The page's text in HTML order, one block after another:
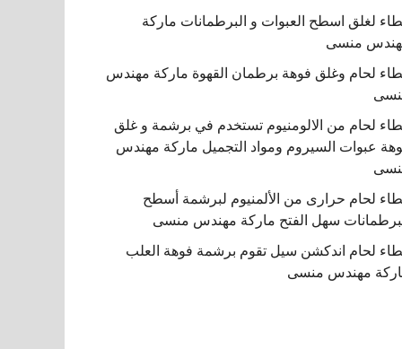
لغلق اسطح العبوات و البرطمانات ماركة
منسى
لحام وغلق فوهة برطمان القهوة ماركة مهندس
لحام من الالومنيوم تستخدم في برشمة و غلق
عبوات السيروم ومواد التجميل ماركة مهندس
لحام حرارى من الألمنيوم لبرشمة أسطح
سهل الفتح ماركة مهندس منسى
لحام اندكشن سيل تقوم برشمة فوهة العلب
مهندس منسى